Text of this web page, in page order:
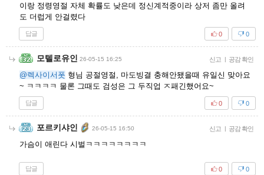
이랑 정령영절 자체 확률도 낮은데 정신계적중이라 상저 좀만 올려
도 더럽게 안걸렸다
답글 0
0
모텔로유인 26-05-15 16:25 신고 | 공감 확인
@렉사이서폿 형님 공절영절, 마도빙결 충해안됐을때 유일신 맞아요
~ ㅋㅋㅋㅋ 물론 그때도 검성은 그 두직업 ㅈ패긴했어요~
답글 0
0
포르키샤인 26-05-15 16:50 신고 | 공감 확인
가슴이 애린다 시벌ㅋㅋㅋㅋㅋㅋㅋㅋ
답글 0
0